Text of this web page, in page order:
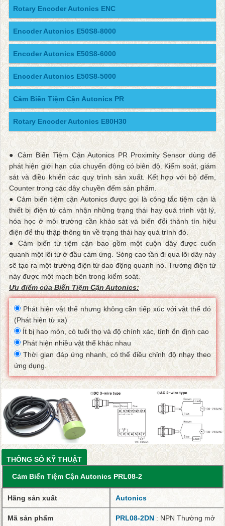
Rotary Encoder Autonics ENC
Encoder Autonics E50S8-8000
Encoder Autonics E50S8-6000
Encoder Autonics E50S8-5000
Cảm Biến Tiệm Cận Autonics PR
Rotary Encoder Autonics E80H30
● Cảm Biến Tiệm Cận Autonics PR Proximity Sensor dùng để
phát hiện giới hạn của chuyển động có biên độ. Kiểm soát, giám
sát và điều khiển các quy trình sản xuất. Kết hợp với bộ đếm,
Counter trong các dây chuyền đếm sản phẩm.
● Cảm biến tiệm cận Autonics được gọi là công tắc tiệm cận là
thiết bị điện tử cảm nhận những trạng thái hay quá trình vật lý,
hóa học ở môi trường cần khảo sát và biến đổi thành tín hiệu
điện để thu thập thông tin về trạng thái hay quá trình đó.
● Cảm biến từ tiệm cận bao gồm một cuộn dây được cuốn
quanh một lõi từ ở đầu cảm ứng. Sóng cao tần đi qua lõi dây này
sẽ tạo ra một trường điện từ dao động quanh nó. Trường điện từ
này được một mạch bên trong kiểm soát.
Ưu điểm của Biến Tiệm Cận Autonics:
Phát hiện vật thể nhưng không cần tiếp xúc với vật thể đó
(Phát hiện từ xa)
Ít bị hao mòn, có tuổi thọ và độ chính xác, tính ổn định cao
Phát hiện nhiều vật thể khác nhau
Thời gian đáp ứng nhanh, có thể điều chỉnh độ nhạy theo
ứng dụng.
THÔNG SỐ KỸ THUẬT
Cảm Biến Tiệm Cận Autonics PRL08-2
Hãng sản xuất Autonics
Mã sản phẩm PRL08-2DN : NPN Thường mở